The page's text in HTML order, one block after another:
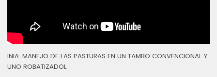
INIA: MANEJO DE LAS PASTURAS EN UN TAMBO CONVENCIONAL Y
UNO ROBATIZADOL